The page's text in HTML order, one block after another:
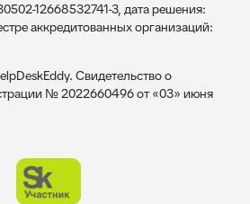
12668532741-3, дата решения:
аккредитованных организаций:
Свидетельство о
№ 2022660496 от «03» июня